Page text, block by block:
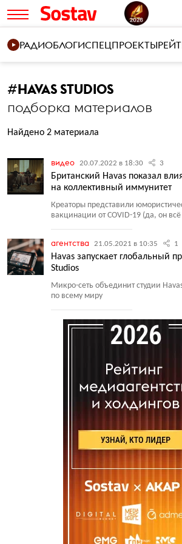
РАДИОБЛОГИСПЕЦПРОЕКТЫ
#HAVAS STUDIOS
подборка материалов
Найдено 2 материала
видео 20.07.2022 в 18:30 3
Британский Havas показал
на коллективный иммунитет
Креаторы представили
вакцинации от COVID-19 (да, он
агентства 21.05.2021 в 10:35 1
Havas запускает глобальный
Studios
Микро-сеть объединит студии
по всему миру